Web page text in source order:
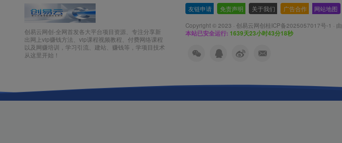
创易云网创-全网首发各大平台项目资源、专注分享新
出网上vip赚钱方法、vip课程视频教程、付费网络课程
以及网赚培训，学习引流、建站、赚钱等，学项目技术
从这里开始！
友链申请 免责声明 关于我们 广告合作 网站地图
Copyright © 2023 · 创易云网创桂ICP备2025057017号-1 · 由
本站已安全运行: 1639天23小时43分20秒